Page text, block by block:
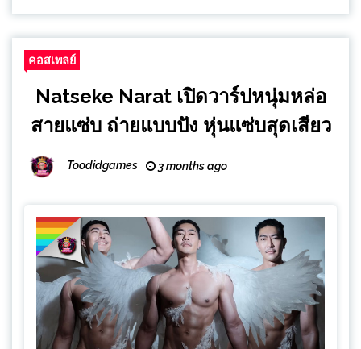
คอสเพลย์
Natseke Narat เปิดวาร์ปหนุ่มหล่อ
สายแซ่บ ถ่ายแบบปัง หุ่นแซ่บสุดเสียว
Toodidgames 3 months ago